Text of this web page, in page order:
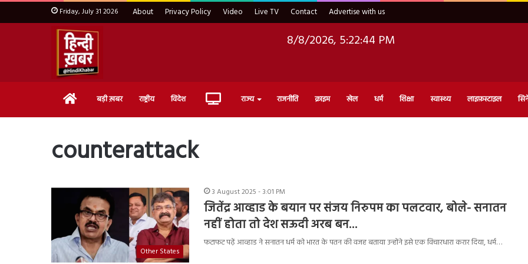
Friday, July 31 2026 About Privacy Policy Video Live TV Contact Advertise with us
8/8/2026, 5:22:45 PM
Home बड़ी ख़बर राष्ट्रीय विदेश Live राज्य राजनीति क्राइम खेल धर्म शिक्षा स्वास्थ्य लाइफ़स्टाइल
counterattack
Other States
3 August 2025 - 3:01 PM
जितेंद्र आव्हाड के बयान पर संजय निरुपम का पलटवार, बोले- सनातन
नहीं होता तो देश सऊदी अरब बन…
फटाफट पढ़ें आव्हाड ने सनातन धर्म को भारत के पतन की वजह बताया उन्होंने इसे एक विचारधारा करार दिया, धर्म…